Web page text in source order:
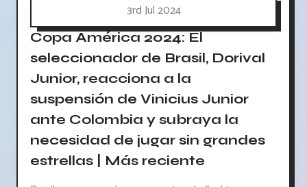
3rd Jul 2024
Copa América 2024: El
seleccionador de Brasil, Dorival
Junior, reacciona a la
suspensión de Vinicius Junior
ante Colombia y subraya la
necesidad de jugar sin grandes
estrellas | Más reciente